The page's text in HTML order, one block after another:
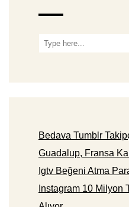
Bedava Tumblr
Guadalup, Fransa
Igtv Beğeni Atma
Instagram 10 Milyon